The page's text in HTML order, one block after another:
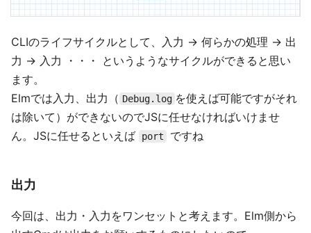
CLIのライフサイクルとして、入力 → 何らかの処理 → 出
力 → 入力 ・・・ というようなサイクルができると思い
ます。
Elmでは入力、出力（ Debug.log を使えば可能ですがそれ
は除いて）ができないのでJSに任せなければいけませ
ん。JSに任せるといえば
port ですね
出力
今回は、出力・入力をワンセットと考えます。Elm側から